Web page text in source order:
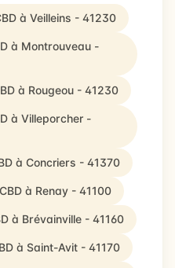
à Veilleins - 41230
à Montrouveau -
à Rougeou - 41230
à Villeporcher -
à Concriers - 41370
à Renay - 41100
à Brévainville - 41160
à Saint-Avit - 41170